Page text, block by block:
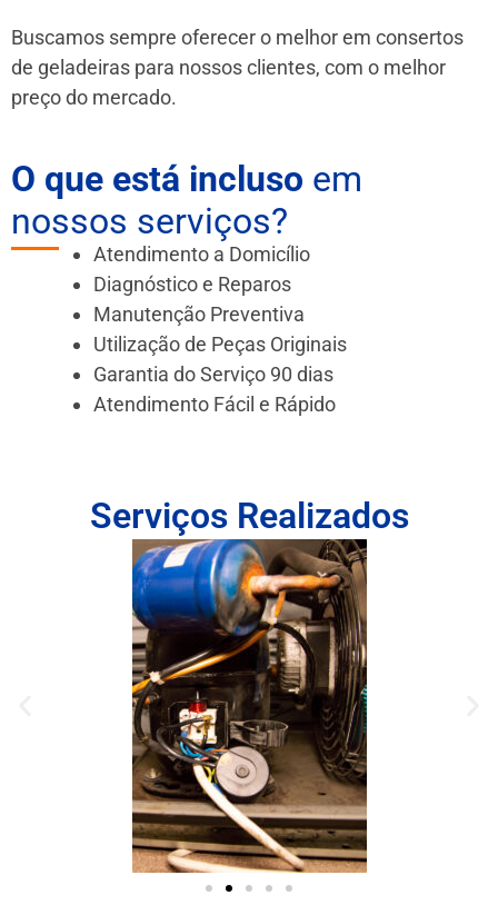
Buscamos sempre oferecer o melhor em consertos
de geladeiras para nossos clientes, com o melhor
preço do mercado.
O que está incluso em
nossos serviços?
Atendimento a Domicílio
Diagnóstico e Reparos
Manutenção Preventiva
Utilização de Peças Originais
Garantia do Serviço 90 dias
Atendimento Fácil e Rápido
Serviços Realizados